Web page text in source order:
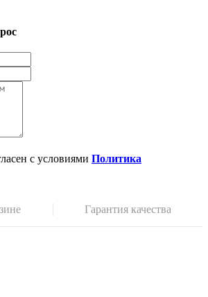
с условиями Политика
Гарантия качества